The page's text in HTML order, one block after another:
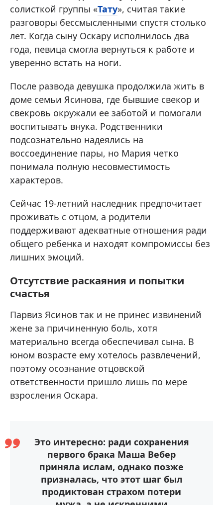
солисткой группы «Тату», считая такие
разговоры бессмысленными спустя столько
лет. Когда сыну Оскару исполнилось два
года, певица смогла вернуться к работе и
уверенно встать на ноги.
После развода девушка продолжила жить в
доме семьи Ясинова, где бывшие свекор и
свекровь окружали ее заботой и помогали
воспитывать внука. Родственники
подсознательно надеялись на
воссоединение пары, но Мария четко
понимала полную несовместимость
характеров.
Сейчас 19-летний наследник предпочитает
проживать с отцом, а родители
поддерживают адекватные отношения ради
общего ребенка и находят компромиссы без
лишних эмоций.
Отсутствие раскаяния и попытки
счастья
Парвиз Ясинов так и не принес извинений
жене за причиненную боль, хотя
материально всегда обеспечивал сына. В
юном возрасте ему хотелось развлечений,
поэтому осознание отцовской
ответственности пришло лишь по мере
взросления Оскара.
Это интересно: ради сохранения
первого брака Маша Вебер
приняла ислам, однако позже
призналась, что этот шаг был
продиктован страхом потери